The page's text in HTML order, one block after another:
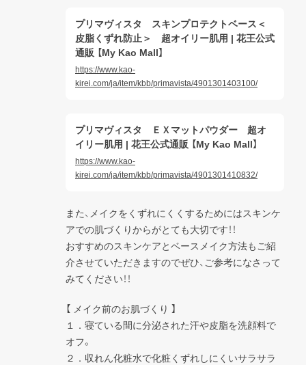
プリマヴィスタ スキンプロテクトベース＜
皮脂くずれ防止＞ 超オイリー肌用 | 花王公式
通販 【My Kao Mall】
https://www.kao-
kirei.com/ja/item/kbb/primavista/4901301403100/
プリマヴィスタ ＥＸマットパウダー 超オ
イリー肌用 | 花王公式通販 【My Kao Mall】
https://www.kao-
kirei.com/ja/item/kbb/primavista/4901301410832/
また、メイクをくずれにくくするためにはスキンケ
アでの肌づくりからがとても大切です！！
おすすめのスキンケアとベースメイク方法もご紹
介させていただきますのでぜひ、ご参考になさって
みてください！！
【 メイク前のお肌づくり 】
１．寝ている間に分泌された汗や皮脂を洗顔料で
オフ。
２．収れん化粧水で化粧くずれしにくいサラサラ